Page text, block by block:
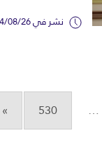
نشر في 2024/08/26 الساعة 5:32 م
…
530
»